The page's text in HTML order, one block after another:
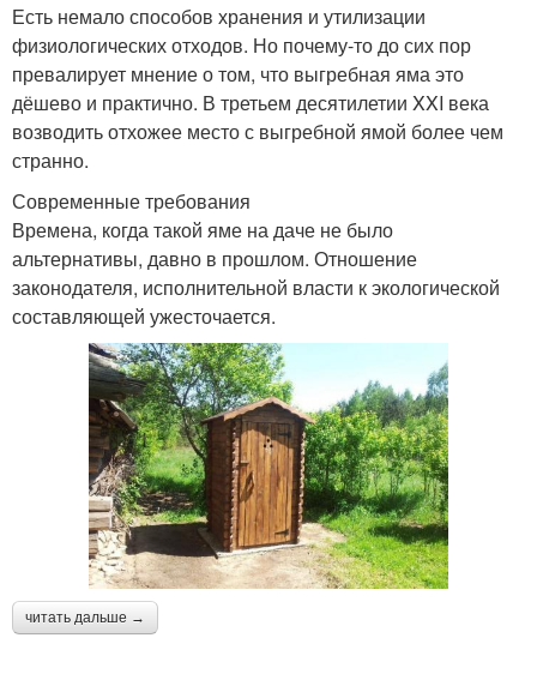
Есть немало способов хранения и утилизации
физиологических отходов. Но почему-то до сих пор
превалирует мнение о том, что выгребная яма это
дёшево и практично. В третьем десятилетии XXI века
возводить отхожее место с выгребной ямой более чем
странно.
Современные требования
Времена, когда такой яме на даче не было
альтернативы, давно в прошлом. Отношение
законодателя, исполнительной власти к экологической
составляющей ужесточается.
читать дальше →